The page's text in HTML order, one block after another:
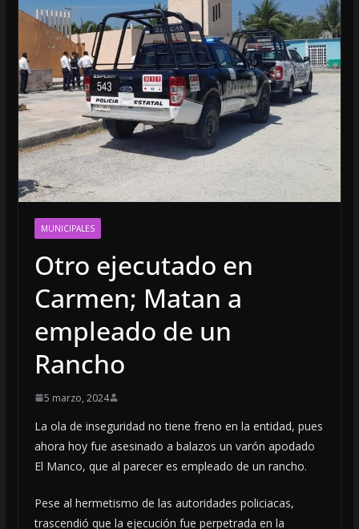
MUNICIPALES
Otro ejecutado en
Carmen; Matan a
empleado de un
Rancho
5 marzo, 2024
La ola de inseguridad no tiene freno en la entidad, pues
ahora hoy fue asesinado a balazos un varón apodado
El Manco, que al parecer es empleado de un rancho.
Pese al hermetismo de las autoridades policiacas,
trascendió que la ejecución fue perpetrada en la